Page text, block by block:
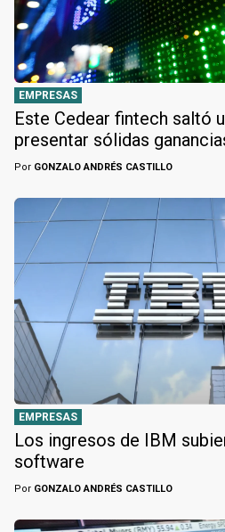
EMPRESAS
Este Cedear fintech saltó
presentar sólidas
Por GONZALO ANDRÉS CASTILLO
EMPRESAS
Los ingresos de IBM
software
Por GONZALO ANDRÉS CASTILLO